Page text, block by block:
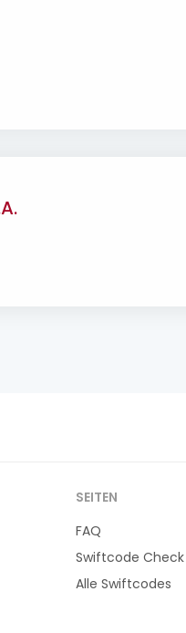
SEITEN
FAQ
Swiftcode Check
Alle Swiftcodes